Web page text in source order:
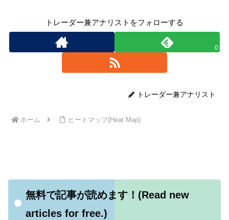
トレーダー兼アナリストをフォローする
0
トレーダー兼アナリスト
ホーム ヒートマップ(Heat Map)
無料で記事が読めます！(Read new
articles for free.)